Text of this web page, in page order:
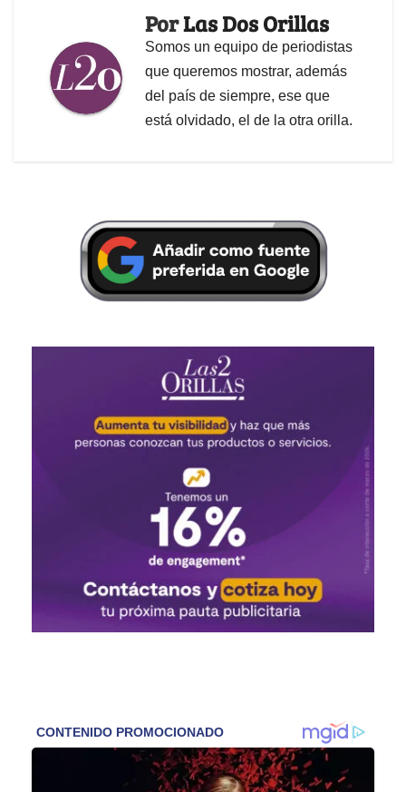
PorLas Dos Orillas
Somos un equipo de periodistas
que queremos mostrar, además
del país de siempre, ese que
está olvidado, el de la otra orilla.